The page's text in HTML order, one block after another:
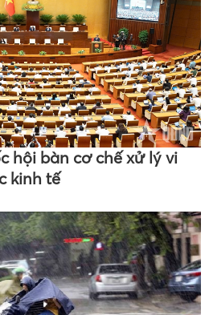
hội bàn cơ chế xử lý vi
kinh tế